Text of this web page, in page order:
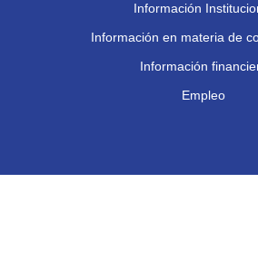
Información
Información en materia de
Información
Empleo